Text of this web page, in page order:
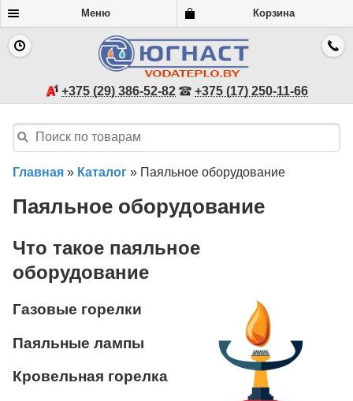
Меню Корзина
+375 (29) 386-52-82 +375 (17) 250-11-66
Главная » Каталог » Паяльное оборудование
Паяльное оборудование
Что такое паяльное
оборудование
Газовые горелки
Паяльные лампы
Кровельная горелка